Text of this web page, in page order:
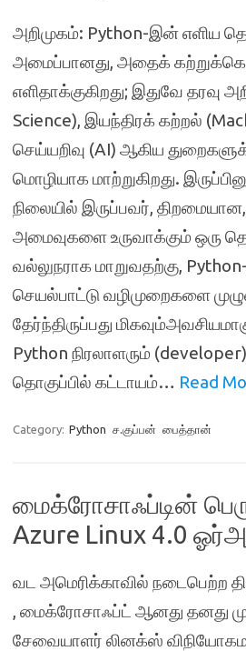
அறிமுகம்: Python-இன் எளிய
அமைப்பானது, அதைக்
எளிதாக்குகிறது; இதுவே தரவு
Science), இயந்திரக் கற்றல்
செய்யறிவு (AI) ஆகிய
மொழியாக மாற்றுகிறது.
நிலையில் இருப்பவர்,
அமைவுகளை உருவாக்கும் ஒரு
வல்லுநராக மாறுவதற்கு,
செயல்பாட்டு வழிமுறைகளை
தேர்ந்திருப்பது
Python நிரலாளரும்
தொகுப்பில் கட்டாயம்… Read
Category: Python ச.குப்பன் பைத்தான்
மைக்ரோசாஃப்டின்
Azure Linux 4.0
வட அமெரிக்காவில் நடைபெற்ற
, மைக்ரோசாஃப்ட் ஆனது தனது
சேவையாளர் லினக்ஸ்